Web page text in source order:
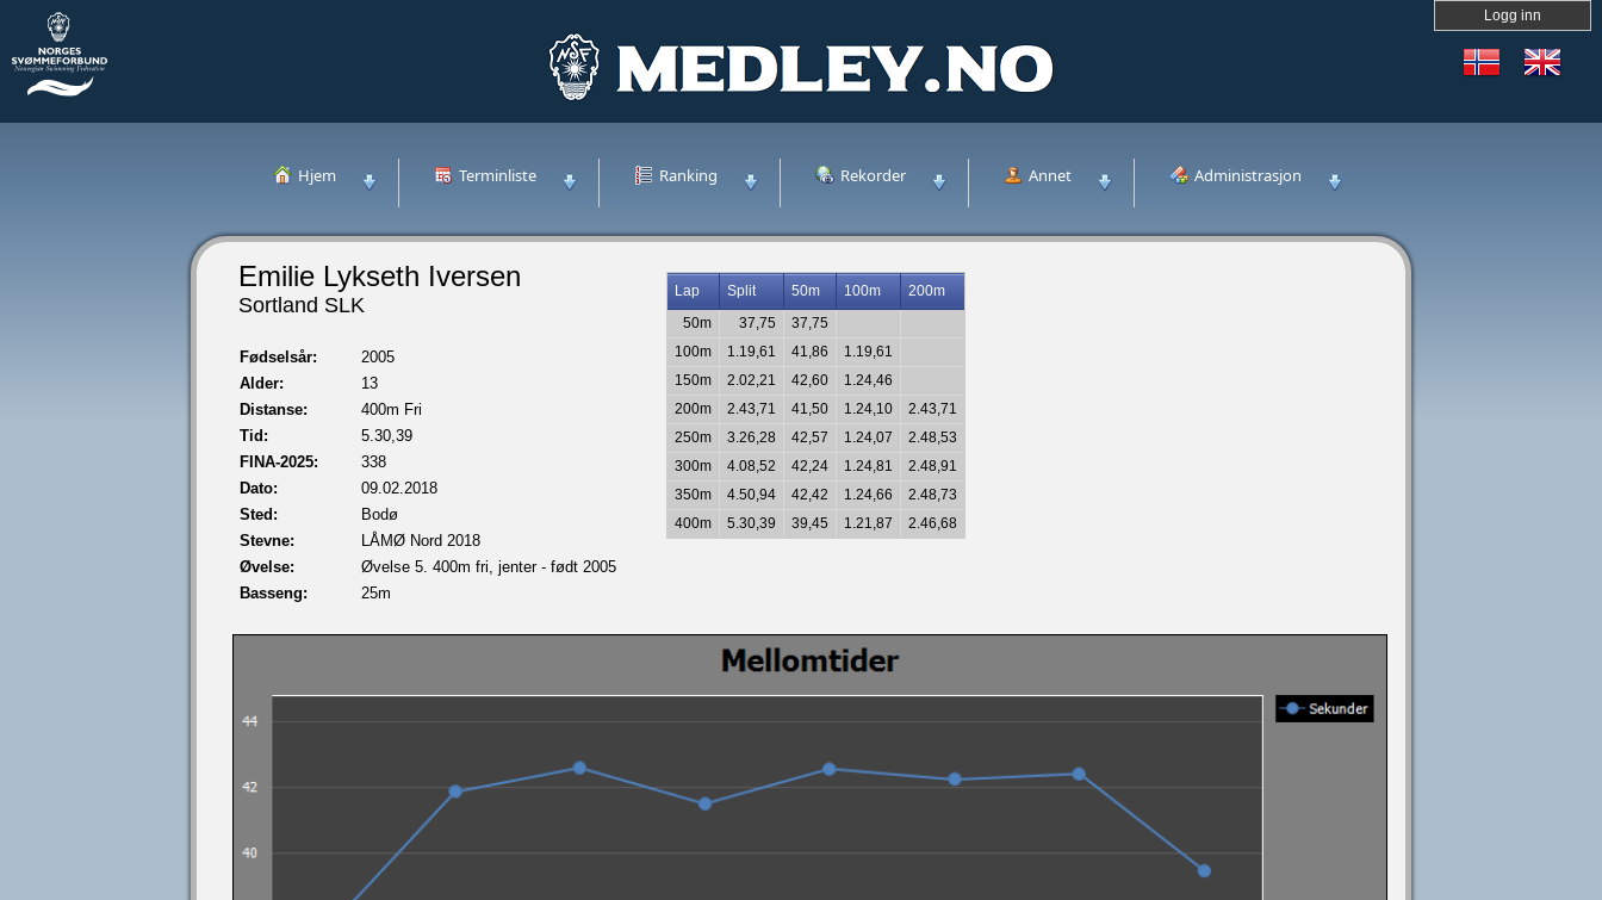
Logg inn
Hjem Terminliste Ranking Rekorder Annet Administrasjon
Emilie Lykseth Iversen
Sortland SLK
Fødselsår:
2005
Alder:
13
Distanse:
400m Fri
Tid:
5.30,39
FINA-2025:
338
Dato:
09.02.2018
Sted:
Bodø
Stevne:
LÅMØ Nord 2018
Øvelse:
Øvelse 5. 400m fri, jenter - født 2005
Basseng:
25m
Lap Split 50m 100m
200m
50m
37,75
37,75
100m
1.19,61 41,86
1.19,61
150m
2.02,21 42,60
1.24,46
200m
2.43,71 41,50 1.24,10
2.43,71
250m
3.26,28 42,57 1.24,07
2.48,53
300m
4.08,52 42,24 1.24,81
2.48,91
350m
4.50,94 42,42 1.24,66
2.48,73
400m
5.30,39 39,45 1.21,87 2.46,68